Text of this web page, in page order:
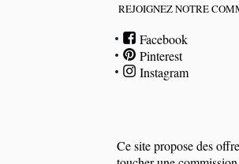
REJOIGNEZ NOTRE
Facebook
Pinterest
Instagram
Ce site propose des